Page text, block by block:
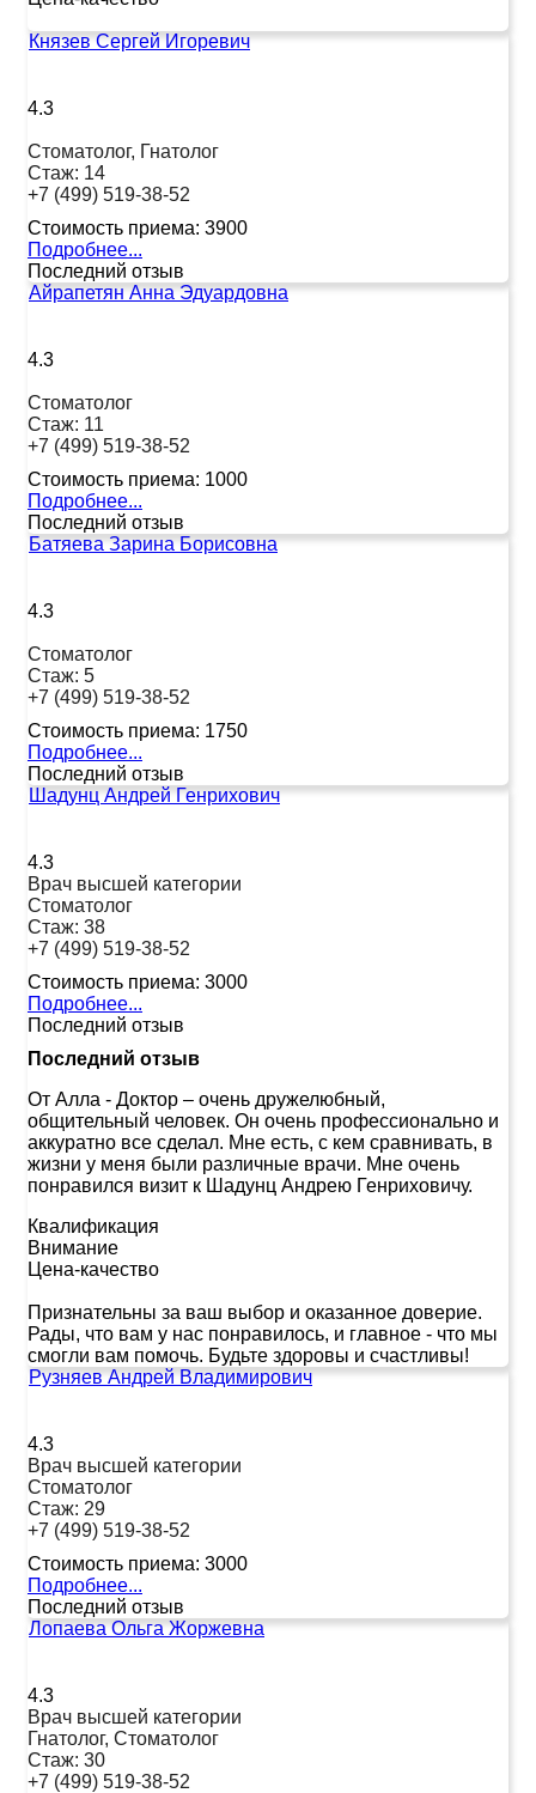
Князев Сергей Игоревич
4.3
Стоматолог, Гнатолог
Стаж: 14
+7 (499) 519-38-52
Стоимость приема: 3900
Подробнее...
Последний отзыв
Айрапетян Анна Эдуардовна
4.3
Стоматолог
Стаж: 11
+7 (499) 519-38-52
Стоимость приема: 1000
Подробнее...
Последний отзыв
Батяева Зарина Борисовна
4.3
Стоматолог
Стаж: 5
+7 (499) 519-38-52
Стоимость приема: 1750
Подробнее...
Последний отзыв
Шадунц Андрей Генрихович
4.3
Врач высшей категории
Стоматолог
Стаж: 38
+7 (499) 519-38-52
Стоимость приема: 3000
Подробнее...
Последний отзыв
Последний отзыв
От Алла - Доктор – очень дружелюбный,
общительный человек. Он очень профессионально и
аккуратно все сделал. Мне есть, с кем сравнивать, в
жизни у меня были различные врачи. Мне очень
понравился визит к Шадунц Андрею Генриховичу.
Квалификация
Внимание
Цена-качество
Признательны за ваш выбор и оказанное доверие.
Рады, что вам у нас понравилось, и главное - что мы
смогли вам помочь. Будьте здоровы и счастливы!
Рузняев Андрей Владимирович
4.3
Врач высшей категории
Стоматолог
Стаж: 29
+7 (499) 519-38-52
Стоимость приема: 3000
Подробнее...
Последний отзыв
Лопаева Ольга Жоржевна
4.3
Врач высшей категории
Гнатолог, Стоматолог
Стаж: 30
+7 (499) 519-38-52